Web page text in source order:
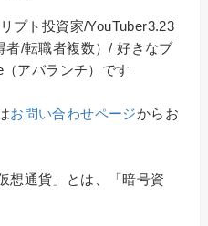
プト投資家/YouTuber3.23
/転職者複数）/ 好きなブ
アバランチ）です
お問い合わせページからお
想通貨」とは、「暗号資